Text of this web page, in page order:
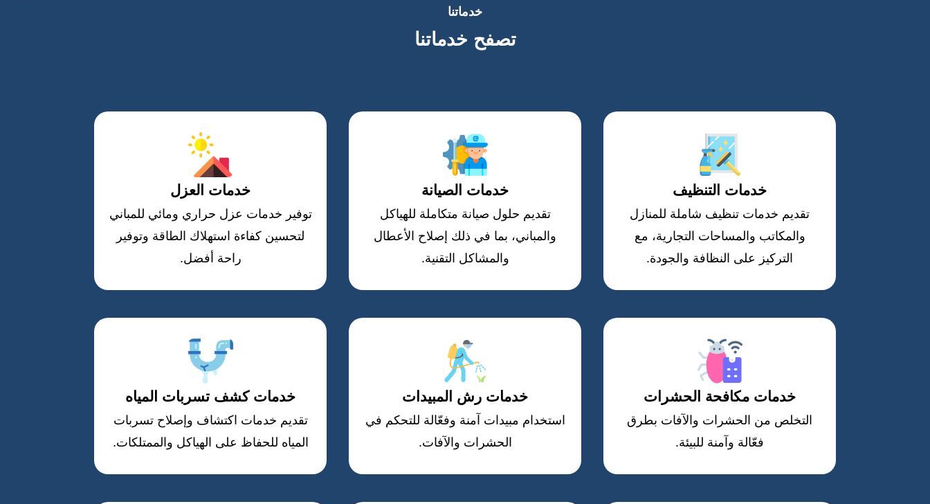
خدماتنا
تصفح خدماتنا
خدمات التنظيف
تقديم خدمات تنظيف شاملة للمنازل
والمكاتب والمساحات التجارية، مع
التركيز على النظافة والجودة.
خدمات الصيانة
تقديم حلول صيانة متكاملة للهياكل
والمباني، بما في ذلك إصلاح الأعطال
والمشاكل التقنية.
خدمات العزل
توفير خدمات عزل حراري ومائي للمباني
لتحسين كفاءة استهلاك الطاقة وتوفير
راحة أفضل.
خدمات مكافحة الحشرات
التخلص من الحشرات والآفات بطرق
فعّالة وآمنة للبيئة.
خدمات رش المبيدات
استخدام مبيدات آمنة وفعّالة للتحكم في
الحشرات والآفات.
خدمات كشف تسربات المياه
تقديم خدمات اكتشاف وإصلاح تسربات
المياه للحفاظ على الهياكل والممتلكات.